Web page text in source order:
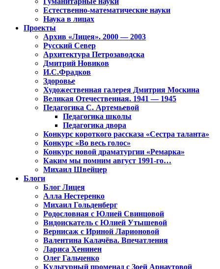
Естественно-математические науки
Наука в лицах
Проекты
Архив «Лицея». 2000 — 2003
Русский Север
Архитектура Петрозаводска
Дмитрий Новиков
И.С.Фрадков
Здоровье
Художественная галерея Дмитрия Москина
Великая Отечественная. 1941 — 1945
Педагогика С. Артемьевой
Педагогика школы
Педагогика двора
Конкурс короткого рассказа «Сестра таланта»
Конкурс «Во весь голос»
Конкурс новой драматургии «Ремарка»
Каким мы помним август 1991-го…
Михаил Швейцер
Блоги
Блог Лицея
Алла Нестеренко
Михаил Гольденберг
Родословная с Юлией Свинцовой
Видоискатель с Юлией Утышевой
Вернисаж с Ириной Ларионовой
Валентина Калачёва. Впечатления
Лариса Хенинен
Олег Гальченко
Культурный променад с Зоей Арнаутовой